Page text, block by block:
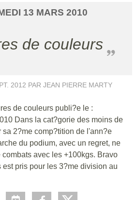
13 MARS 2010
de couleurs
2012 PAR JEAN PIERRE MARTY
de couleurs publi?e le :
Dans la cat?gorie des moins de
sa 2?me comp?tition de l'ann?e
du podium, avec un regret, ne
avec les +100kgs. Bravo
est pris pour les 3?me division au